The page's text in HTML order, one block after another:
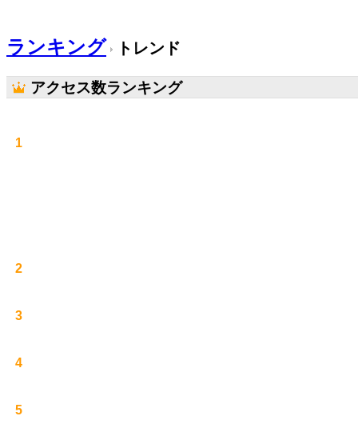
ランキング トレンド
アクセス数ランキング
1
2
3
4
5